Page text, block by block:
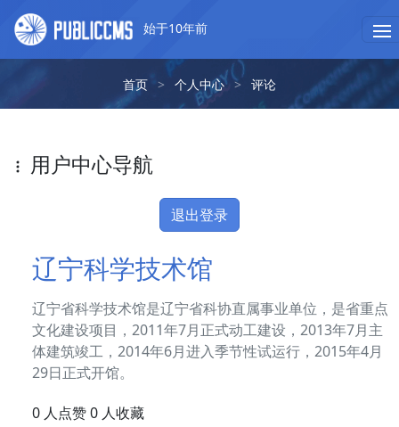
始于10年前
首页 > 个人中心 > 评论
用户中心导航
退出登录
辽宁科学技术馆
辽宁省科学技术馆是辽宁省科协直属事业单位，是省重点
文化建设项目，2011年7月正式动工建设，2013年7月主
体建筑竣工，2014年6月进入季节性试运行，2015年4月
29日正式开馆。
0 人点赞 0 人收藏